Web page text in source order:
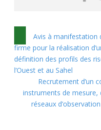
Avis à manifestation
firme pour la réalisation
définition des profils des
l’Ouest et au Sahel
Recrutement d’un
instruments de mesure,
réseaux